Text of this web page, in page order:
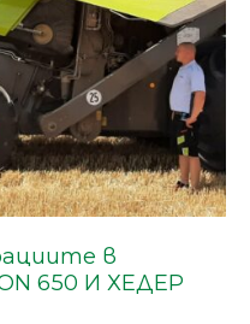
в
650 И ХЕДЕР